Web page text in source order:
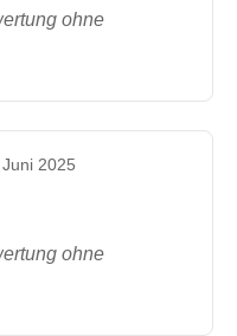
ohne
Juni 2025
ohne